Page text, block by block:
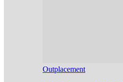
Outplacement